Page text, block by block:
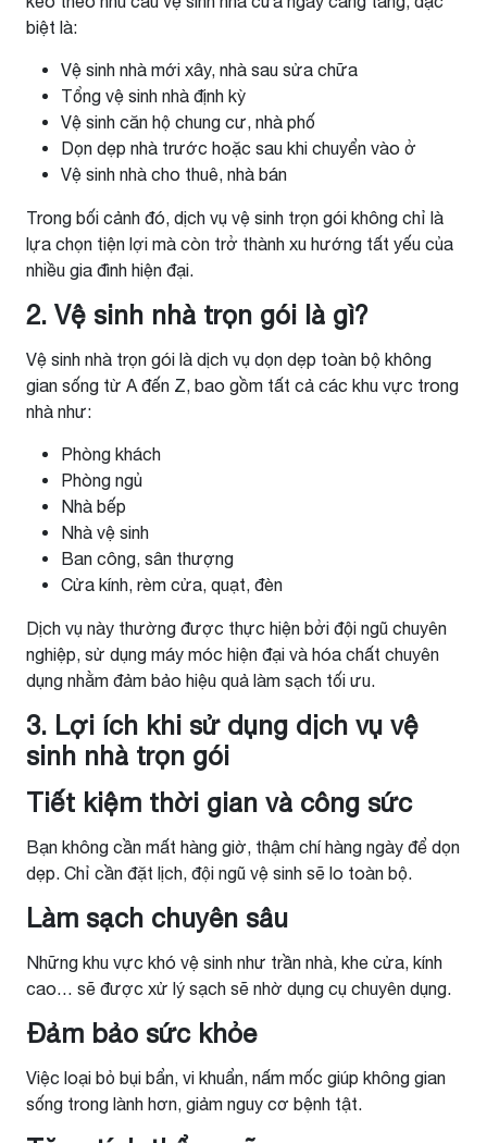
biệt là:
Vệ sinh nhà mới xây, nhà sau sửa chữa
Tổng vệ sinh nhà định kỳ
Vệ sinh căn hộ chung cư, nhà phố
Dọn dẹp nhà trước hoặc sau khi chuyển vào ở
Vệ sinh nhà cho thuê, nhà bán
Trong bối cảnh đó, dịch vụ vệ sinh trọn gói không chỉ là
lựa chọn tiện lợi mà còn trở thành xu hướng tất yếu của
nhiều gia đình hiện đại.
2. Vệ sinh nhà trọn gói là gì?
Vệ sinh nhà trọn gói là dịch vụ dọn dẹp toàn bộ không
gian sống từ A đến Z, bao gồm tất cả các khu vực trong
nhà như:
Phòng khách
Phòng ngủ
Nhà bếp
Nhà vệ sinh
Ban công, sân thượng
Cửa kính, rèm cửa, quạt, đèn
Dịch vụ này thường được thực hiện bởi đội ngũ chuyên
nghiệp, sử dụng máy móc hiện đại và hóa chất chuyên
dụng nhằm đảm bảo hiệu quả làm sạch tối ưu.
3. Lợi ích khi sử dụng dịch vụ vệ
sinh nhà trọn gói
Tiết kiệm thời gian và công sức
Bạn không cần mất hàng giờ, thậm chí hàng ngày để dọn
dẹp. Chỉ cần đặt lịch, đội ngũ vệ sinh sẽ lo toàn bộ.
Làm sạch chuyên sâu
Những khu vực khó vệ sinh như trần nhà, khe cửa, kính
cao… sẽ được xử lý sạch sẽ nhờ dụng cụ chuyên dụng.
Đảm bảo sức khỏe
Việc loại bỏ bụi bẩn, vi khuẩn, nấm mốc giúp không gian
sống trong lành hơn, giảm nguy cơ bệnh tật.